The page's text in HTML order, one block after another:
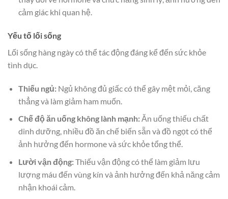
cảm giác khi quan hệ.
Yếu tố lối sống
Lối sống hàng ngày có thể tác động đáng kể đến sức khỏe
tình dục.
Thiếu ngủ:Ngủ không đủ giấc có thể gây mệt mỏi, căng
thẳng và làm giảm ham muốn.
Chế độ ăn uống không lành mạnh:Ăn uống thiếu chất
dinh dưỡng, nhiều đồ ăn chế biến sẵn và đồ ngọt có thể
ảnh hưởng đến hormone và sức khỏe tổng thể.
Lười vận động:Thiếu vận động có thể làm giảm lưu
lượng máu đến vùng kín và ảnh hưởng đến khả năng cảm
nhận khoái cảm.